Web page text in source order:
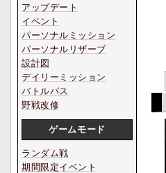
アップデート
イベント
パーソナルミッション
パーソナルリザーブ
設計図
デイリーミッション
バトルパス
野戦改修
ゲームモード
ランダム戦
期間限定イベント